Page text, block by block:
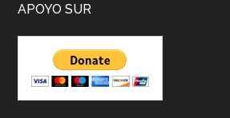
APOYO SUR